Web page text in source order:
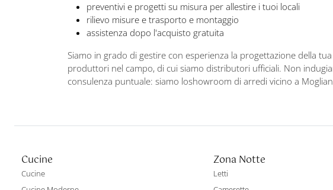
preventivi e progetti su misura per allestire i tuoi locali
rilievo misure e trasporto e montaggio
assistenza dopo l'acquisto gratuita
Siamo in grado di gestire con esperienza la progettazione della
produttori nel campo, di cui siamo distributori ufficiali. Non
consulenza puntuale: siamo loshowroom di arredi vicino a
Cucine
Cucine
Zona Notte
Letti